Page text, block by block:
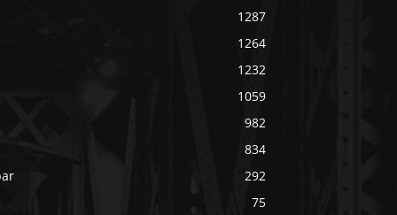
1287
1264
1232
1059
982
834
292
75